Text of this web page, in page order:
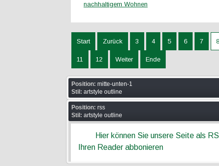
nachhaltigem Wohnen
Start Zurück 3 4 5 6 7 8
11 12 Weiter Ende
Position: mitte-unten-1
Stil: artstyle outline
Position: rss
Stil: artstyle outline
Hier können Sie unsere Seite als
Ihren Reader abbonieren